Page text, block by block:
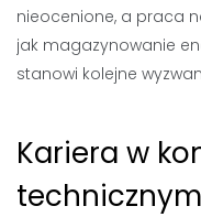
nieocenione, a praca
jak magazynowanie
stanowi kolejne
Kariera w
technicznym